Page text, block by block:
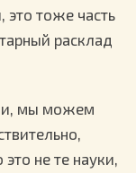
это тоже часть
расклад
мы можем
не те науки,